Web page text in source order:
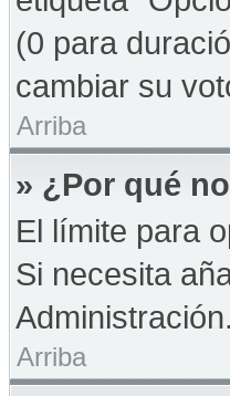
(0 para
cambiar su
Arriba
» ¿Por qué
El límite para
Si necesita
Administración.
Arriba